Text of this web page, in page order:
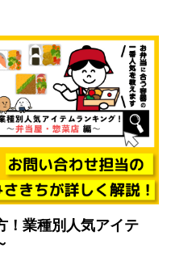
！業種別人気アイテ